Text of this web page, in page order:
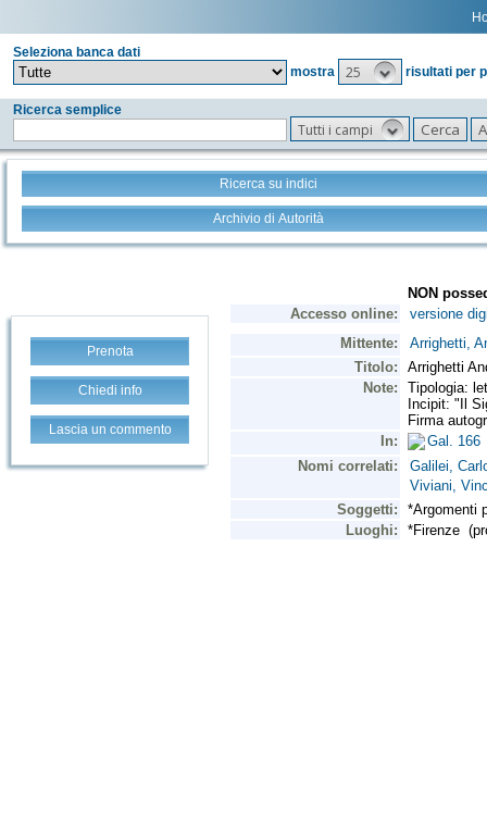
Seleziona banca dati
mostra
25 risultati per
Ricerca semplice
Tutti i campi
Ricerca su indici
Archivio di Autorità
Prenota
Chiedi info
Lascia un commento